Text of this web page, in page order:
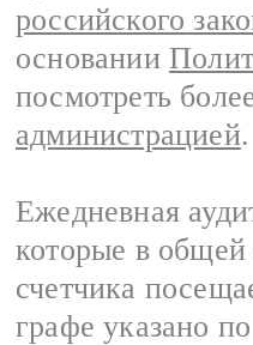
российского
основании
посмотреть
администрацией.
Ежедневная
которые в
счетчика
графе указано